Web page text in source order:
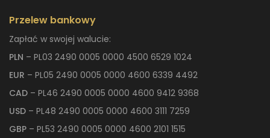
Przelew bankowy
Zapłać w swojej walucie:
PLN – PL03 2490 0005 0000 4500 6529 1024
EUR – PL05 2490 0005 0000 4600 6339 4492
CAD – PL46 2490 0005 0000 4600 9412 9368
USD – PL48 2490 0005 0000 4600 3111 7259
GBP – PL53 2490 0005 0000 4600 2101 1515